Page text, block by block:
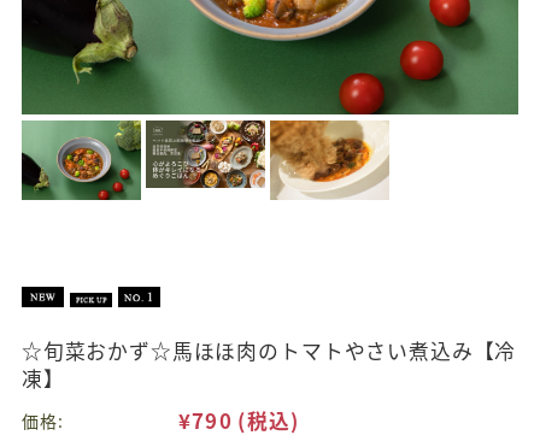
☆旬菜おかず☆馬ほほ肉のトマトやさい煮込み【冷
凍】
価格: ¥790 (税込)